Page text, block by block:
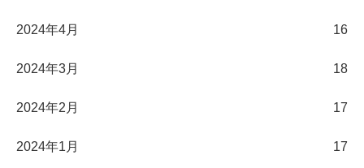
2024年4月 16
2024年3月 18
2024年2月 17
2024年1月 17